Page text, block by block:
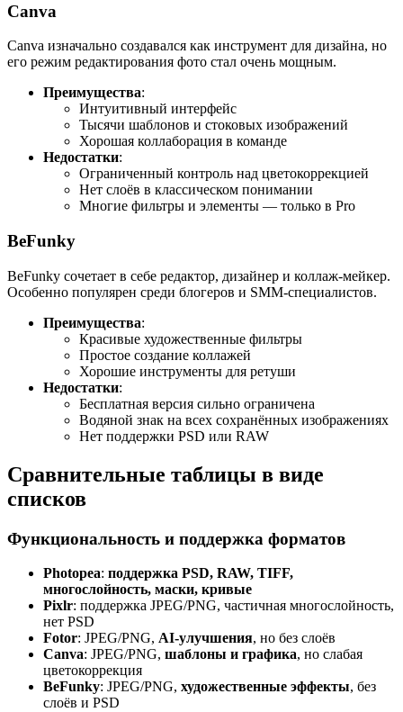
Canva
Canva изначально создавался как инструмент для дизайна, но
его режим редактирования фото стал очень мощным.
Преимущества:
Интуитивный интерфейс
Тысячи шаблонов и стоковых изображений
Хорошая коллаборация в команде
Недостатки:
Ограниченный контроль над цветокоррекцией
Нет слоёв в классическом понимании
Многие фильтры и элементы — только в Pro
BeFunky
BeFunky сочетает в себе редактор, дизайнер и коллаж-мейкер.
Особенно популярен среди блогеров и SMM-специалистов.
Преимущества:
Красивые художественные фильтры
Простое создание коллажей
Хорошие инструменты для ретуши
Недостатки:
Бесплатная версия сильно ограничена
Водяной знак на всех сохранённых изображениях
Нет поддержки PSD или RAW
Сравнительные таблицы в виде
списков
Функциональность и поддержка форматов
Photopea: поддержка PSD, RAW, TIFF,
многослойность, маски, кривые
Pixlr: поддержка JPEG/PNG, частичная многослойность,
нет PSD
Fotor: JPEG/PNG, AI-улучшения, но без слоёв
Canva: JPEG/PNG, шаблоны и графика, но слабая
цветокоррекция
BeFunky: JPEG/PNG, художественные эффекты, без
слоёв и PSD